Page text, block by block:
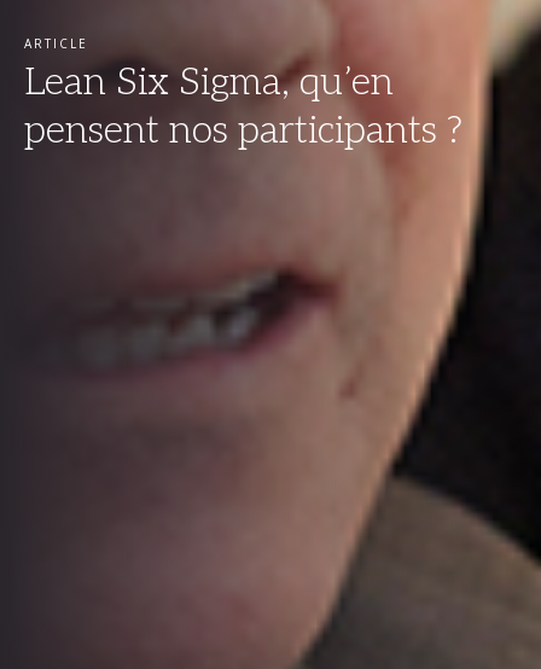
ARTICLE
Lean Six Sigma, qu’en
pensent nos participants ?